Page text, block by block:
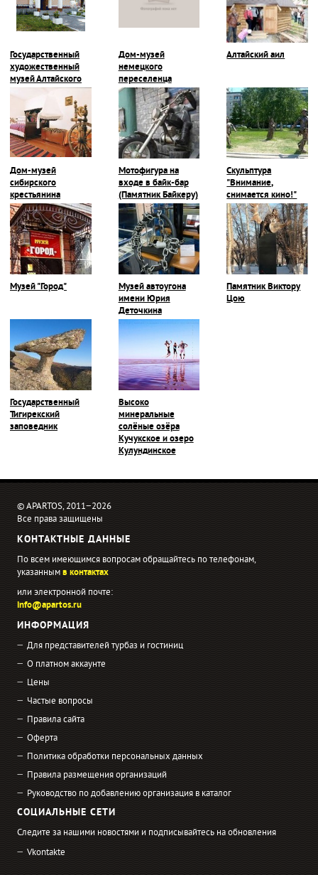
Государственный
художественный
музей Алтайского
края, г. Барнаул
Дом-музей
немецкого
переселенца
Алтайский аил
Дом-музей
сибирского
крестьянина
Мотофигура на
входе в байк-бар
(Памятник Байкеру)
Скульптура
"Внимание,
снимается кино!"
Музей "Город"
Музей автоугона
имени Юрия
Деточкина
Памятник Виктору
Цою
Государственный
Тигирекский
заповедник
Высоко
минеральные
солёные озёра
Кучукское и озеро
Кулундинское
© APARTOS, 2011−2026
Все права защищены
КОНТАКТНЫЕ ДАННЫЕ
По всем имеющимся вопросам обращайтесь по телефонам,
указаннымв контактах
или электронной почте:
info@apartos.ru
ИНФОРМАЦИЯ
Для представителей турбаз и гостиниц
О платном аккаунте
Цены
Частые вопросы
Правила сайта
Оферта
Политика обработки персональных данных
Правила размещения организаций
Руководство по добавлению организация в каталог
СОЦИАЛЬНЫЕ СЕТИ
Следите за нашими новостями и подписывайтесь на обновления
Vkontakte